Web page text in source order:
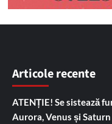
Articole recente
ATENȚIE! Se sistează
Aurora, Venus și